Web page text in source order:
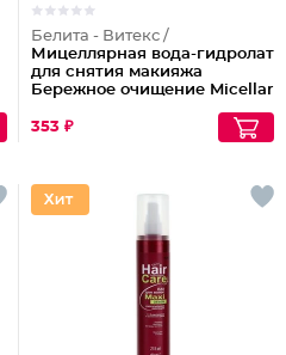
Белита - Витекс /
Мицеллярная вода-гидролат
для снятия макияжа
Бережное очищение Micellar
353 ₽